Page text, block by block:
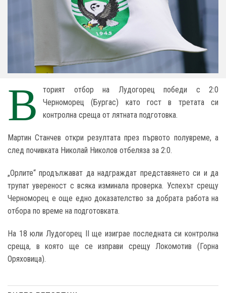
В
торият отбор на Лудогорец победи с 2:0
Черноморец (Бургас) като гост в третата си
контролна среща от лятната подготовка.
Мартин Станчев откри резултата през първото полувреме, а
след почивката Николай Николов отбеляза за 2:0.
„Орлите“ продължават да надграждат представянето си и да
трупат увереност с всяка изминала проверка. Успехът срещу
Черноморец е още едно доказателство за добрата работа на
отбора по време на подготовката.
На 18 юли Лудогорец II ще изиграе последната си контролна
среща, в която ще се изправи срещу Локомотив (Горна
Оряховица).